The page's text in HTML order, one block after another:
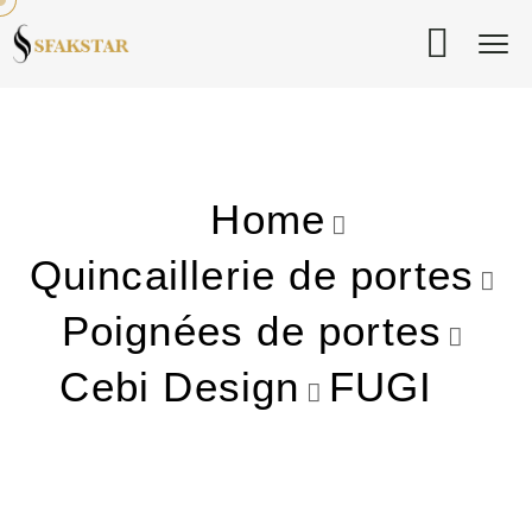
Home
Quincaillerie de portes
Poignées de portes
Cebi Design
FUGI